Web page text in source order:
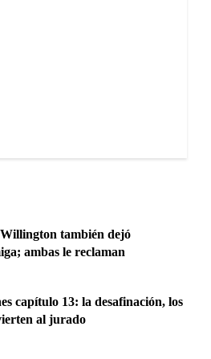
también dejó
ambas le reclaman
capítulo 13: la desafinación, los
al jurado